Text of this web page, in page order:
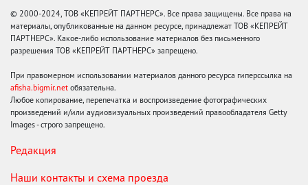
© 2000-2024, ТОВ «КЕПРЕЙТ ПАРТНЕРС». Все права защищены. Все права на
материалы, опубликованные на данном ресурсе, принадлежат ТОВ «КЕПРЕЙТ
ПАРТНЕРС». Какое-либо использование материалов без письменного
разрешения ТОВ «КЕПРЕЙТ ПАРТНЕРС» запрещено.
При правомерном использовании материалов данного ресурса гиперссылка на
afisha.bigmir.net обязательна.
Любое копирование, перепечатка и воспроизведение фотографических
произведений и/или аудиовизуальных произведений правообладателя Getty
Images - строго запрещено.
Редакция
Наши контакты и схема проезда